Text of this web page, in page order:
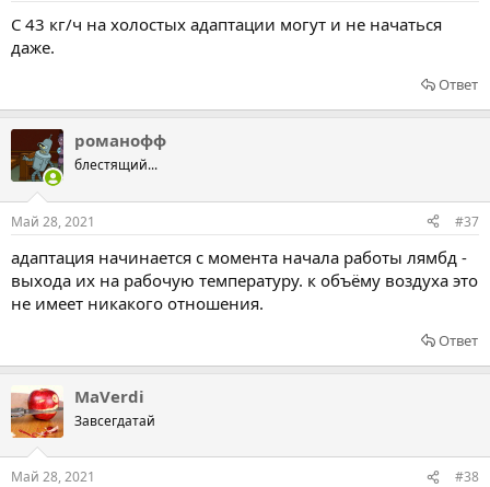
С 43 кг/ч на холостых адаптации могут и не начаться
даже.
Ответ
романофф
блестящий...
Май 28, 2021 #37
адаптация начинается с момента начала работы лямбд -
выхода их на рабочую температуру. к объёму воздуха это
не имеет никакого отношения.
Ответ
MaVerdi
Завсегдатай
Май 28, 2021 #38